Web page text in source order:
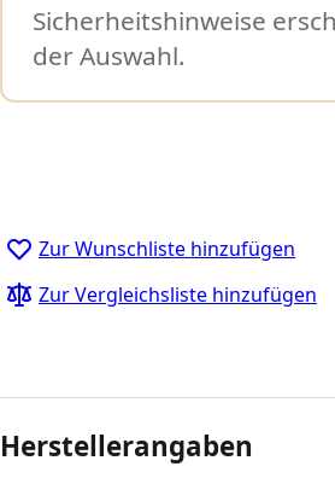
Sicherheitshinweise
der Auswahl.
Zur Wunschliste hinzufügen
Zur Vergleichsliste hinzufügen
Herstellerangaben